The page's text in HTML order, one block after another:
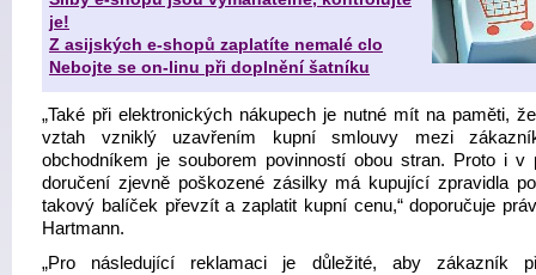
je!
Z asijských e-shopů zaplatíte nemalé clo
Nebojte se on-linu při doplnění šatníku
„Také při elektronických nákupech je nutné mít na paměti,
vztah vzniklý uzavřením kupní smlouvy mezi
obchodníkem je souborem povinností obou stran. Proto i v
doručení zjevně poškozené zásilky má kupující zpravidla
takový balíček převzít a zaplatit kupní cenu,“ doporučuje
Hartmann.
„Pro následující reklamaci je důležité, aby zákazník